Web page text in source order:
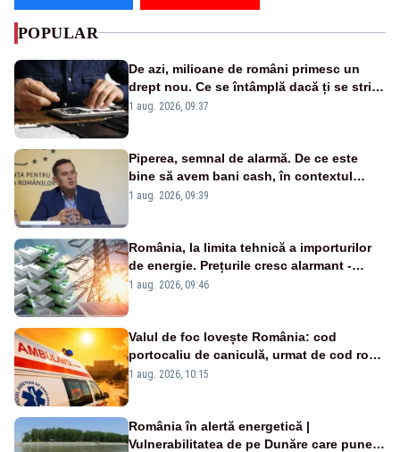
POPULAR
De azi, milioane de români primesc un
drept nou. Ce se întâmplă dacă ți se strică
un produs
1 aug. 2026, 09:37
Piperea, semnal de alarmă. De ce este
bine să avem bani cash, în contextul
alertei energetice?
1 aug. 2026, 09:39
România, la limita tehnică a importurilor
de energie. Prețurile cresc alarmant -
Analiză Realitatea Plus
1 aug. 2026, 09:46
Valul de foc lovește România: cod
portocaliu de caniculă, urmat de cod roșu
duminică. Temperaturile urcă spre 40°C
1 aug. 2026, 10:15
România în alertă energetică |
Vulnerabilitatea de pe Dunăre care pune